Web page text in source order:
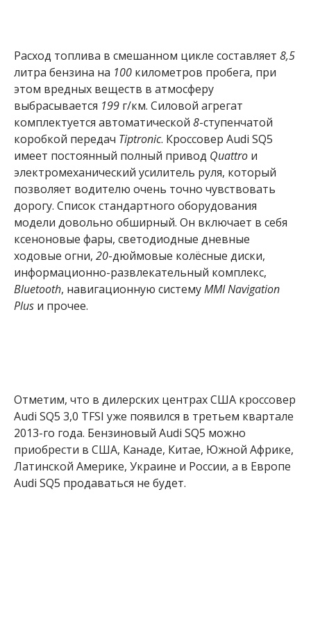
Расход топлива в смешанном цикле составляет 8,5
литра бензина на 100 километров пробега, при
этом вредных веществ в атмосферу
выбрасывается 199 г/км. Силовой агрегат
комплектуется автоматической 8-ступенчатой
коробкой передач Tiptronic. Кроссовер Audi SQ5
имеет постоянный полный привод Quattro и
электромеханический усилитель руля, который
позволяет водителю очень точно чувствовать
дорогу. Список стандартного оборудования
модели довольно обширный. Он включает в себя
ксеноновые фары, светодиодные дневные
ходовые огни, 20-дюймовые колёсные диски,
информационно-развлекательный комплекс,
Bluetooth, навигационную системуMMI Navigation
Plus и прочее.
Отметим, что в дилерских центрах США кроссовер
Audi SQ5 3,0 TFSI уже появился в третьем квартале
2013-го года. Бензиновый Audi SQ5 можно
приобрести в США, Канаде, Китае, Южной Африке,
Латинской Америке, Украине и России, а в Европе
Audi SQ5 продаваться не будет.